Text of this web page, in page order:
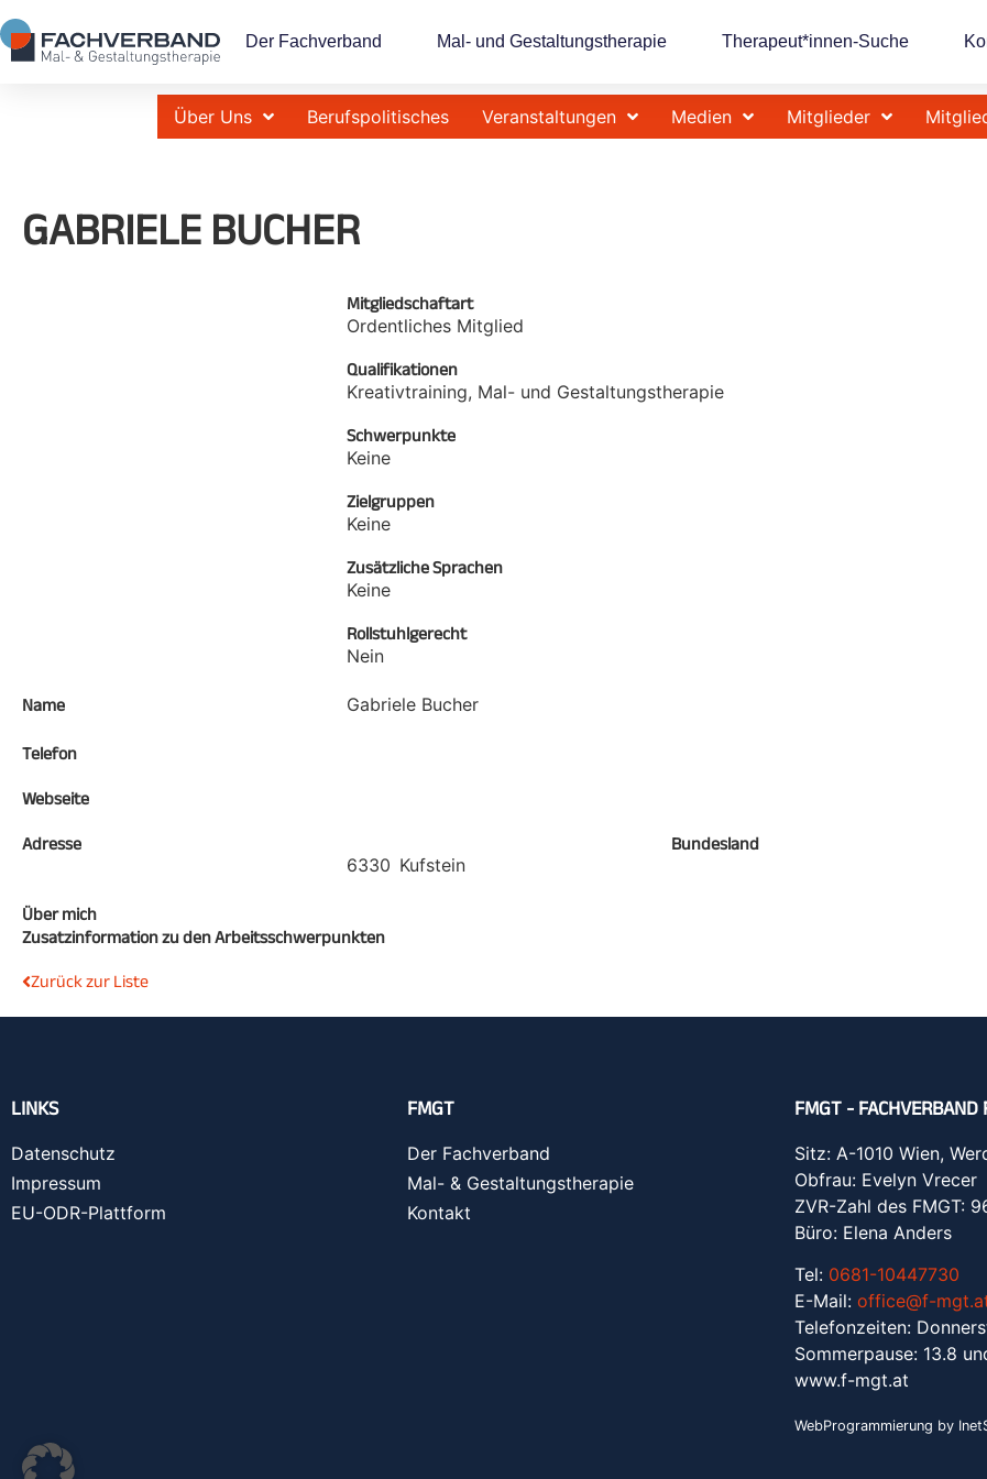
Der Fachverband Mal- und Gestaltungstherapie Therapeut*innen-Suche
Über Uns Berufspolitisches Veranstaltungen Medien Mitglieder
GABRIELE BUCHER
Mitgliedschaftart
Ordentliches Mitglied
Qualifikationen
Kreativtraining, Mal- und Gestaltungstherapie
Schwerpunkte
Keine
Zielgruppen
Keine
Zusätzliche Sprachen
Keine
Rollstuhlgerecht
Nein
Name Gabriele Bucher
Telefon
Webseite
Adresse
6330 Kufstein
Bundesland
Über mich
Zusatzinformation zu den Arbeitsschwerpunkten
Zurück zur Liste
LINKS
Datenschutz
Impressum
EU-ODR-Plattform
FMGT
Der Fachverband
Mal- & Gestaltungstherapie
Kontakt
FMGT - FACHVERBAND
Sitz: A-1010 Wien,
Obfrau: Evelyn Vrecer
ZVR-Zahl des FMGT:
Büro: Elena Anders
Tel: 0681-10447730
E-Mail: office@f-
Telefonzeiten:
Sommerpause: 13.8
www.f-mgt.at
WebProgrammierung by